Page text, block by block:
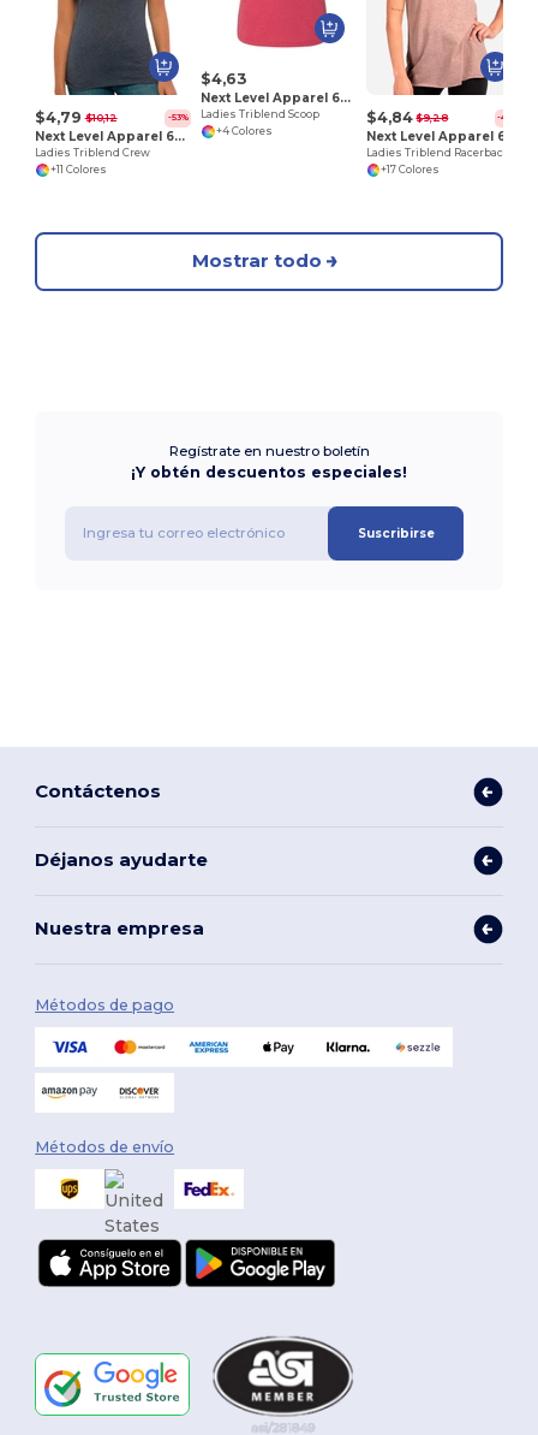
$4,79 $10,12 -53%
Next Level Apparel 6710
Ladies Triblend Crew
+11 Colores
$4,63
Next Level Apparel 6730
Ladies Triblend Scoop
+4 Colores
$4,84 $9,28 -48%
+17 Colores
Mostrar todo
Regístrate en nuestro boletín
¡Y obtén descuentos especiales!
Suscribirse
Contáctenos
Déjanos ayudarte
Nuestra empresa
Métodos de pago
Métodos de envío